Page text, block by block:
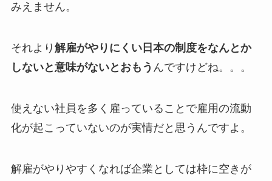
みえません。
それより 解雇がやりにくい日本の制度をなんとか
しないと意味がないとおもう んですけどね。。。
使えない社員を多く雇っていることで雇用の流動
化が起こっていないのが実情だと思うんですよ。
解雇がやりやすくなれば企業としては枠に空きが